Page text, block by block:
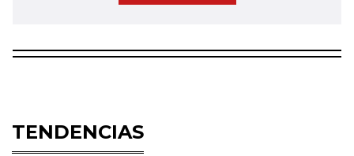
TENDENCIAS